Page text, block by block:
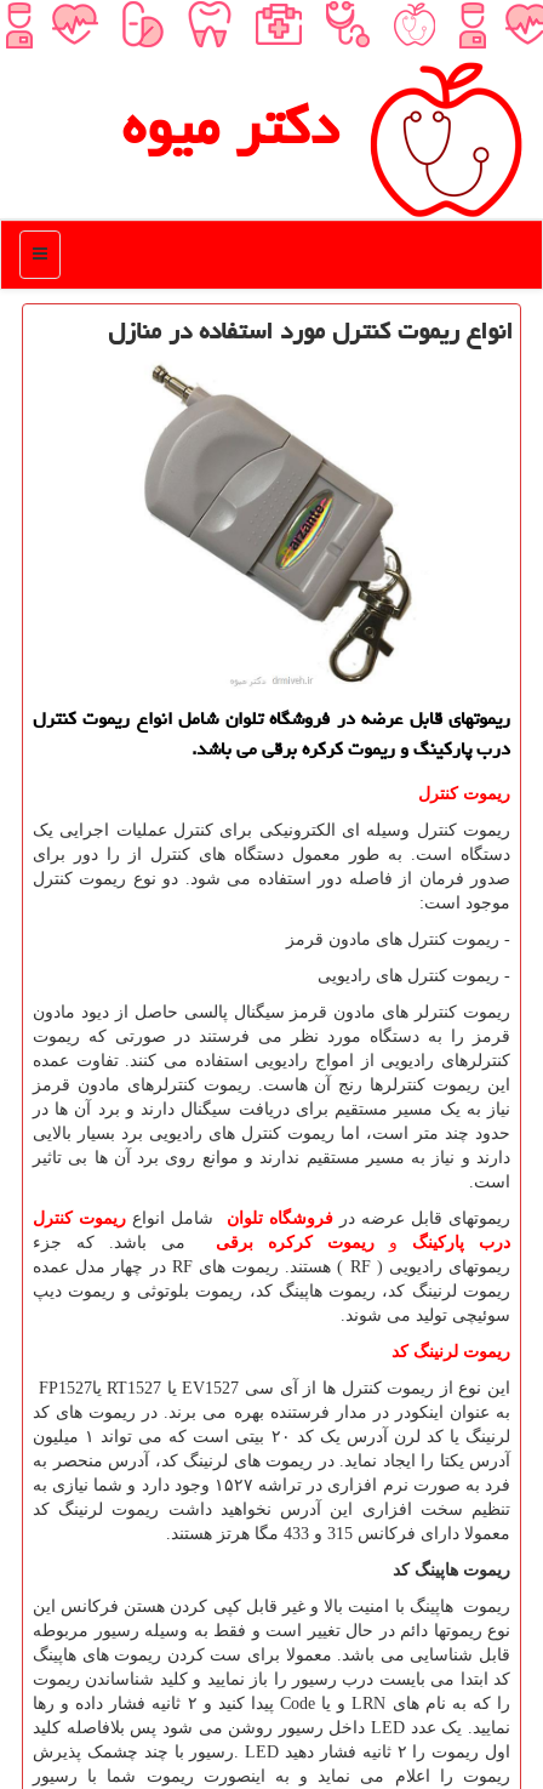
دكتر میوه
منو
انواع ریموت كنترل مورد استفاده در منازل
ریموتهای قابل عرضه در فروشگاه تلوان شامل انواع ریموت كنترل
درب پاركینگ و ریموت كركره برقی می باشد.
ریموت کنترل
ریموت کنترل وسیله ای الکترونیکی برای کنترل عملیات اجرایی یک
دستگاه است. به طور معمول دستگاه های کنترل از را دور برای
صدور فرمان از فاصله دور استفاده می شود. دو نوع ریموت کنترل
موجود است:
- ریموت کنترل های مادون قرمز
- ریموت کنترل های رادیویی
ریموت کنترلر های مادون قرمز سیگنال پالسی حاصل از دیود مادون
قرمز را به دستگاه مورد نظر می فرستند در صورتی که ریموت
کنترلرهای رادیویی از امواج رادیویی استفاده می کنند. تفاوت عمده
این ریموت کنترلرها رنج آن هاست. ریموت کنترلرهای مادون قرمز
نیاز به یک مسیر مستقیم برای دریافت سیگنال دارند و برد آن ها در
حدود چند متر است، اما ریموت کنترل های رادیویی برد بسیار بالایی
دارند و نیاز به مسیر مستقیم ندارند و موانع روی برد آن ها بی تاثیر
است.
ریموتهای قابل عرضه درفروشگاه تلوان شامل انواع ریموت کنترل
درب پارکینگ وریموت کرکره برقی می باشد. که جزء
ریموتهای رادیویی ( RF ) هستند. ریموت های RFدر چهار مدل عمده
ریموت لرنینگ کد، ریموت هاپینگ کد، ریموت بلوتوثی و ریموت دیپ
سوئیچی تولید می شوند.
ریموت لرنینگ کد
این نوع از ریموت کنترل ها از آی سی EV1527 یا RT1527 یاFP1527
به عنوان اینکودر در مدار فرستنده بهره می برند. در ریموت های کد
لرنینگ یا کد لرن آدرس یک کد ۲۰ بیتی است که می تواند ۱ میلیون
آدرس یکتا را ایجاد نماید. در ریموت های لرنینگ کد، آدرس منحصر به
فرد به صورت نرم افزاری در تراشه ۱۵۲۷ وجود دارد و شما نیازی به
تنظیم سخت افزاری این آدرس نخواهید داشت ریموت لرنینگ کد
معمولا دارای فرکانس 315 و 433 مگا هرتز هستند.
ریموت هاپینگ کد
ریموت هاپینگ با امنیت بالا و غیر قابل کپی کردن هستن فرکانس این
نوع ریموتها دائم در حال تغییر است و فقط به وسیله رسیور مربوطه
قابل شناسایی می باشد. معمولا برای ست کردن ریموت های هاپینگ
کد ابتدا می بایست درب رسیور را باز نمایید و کلید شناساندن ریموت
را که به نام های LRN و یا Code
پیدا کنید و ۲ ثانیه فشار داده و رها
نمایید. یک عدد LED داخل رسیور روشن می شود پس بلافاصله کلید
اول ریموت را ۲ ثانیه فشار دهید
. LED رسیور با چند چشمک پذیرش
ریموت را اعلام می نماید و به اینصورت ریموت شما با رسیور